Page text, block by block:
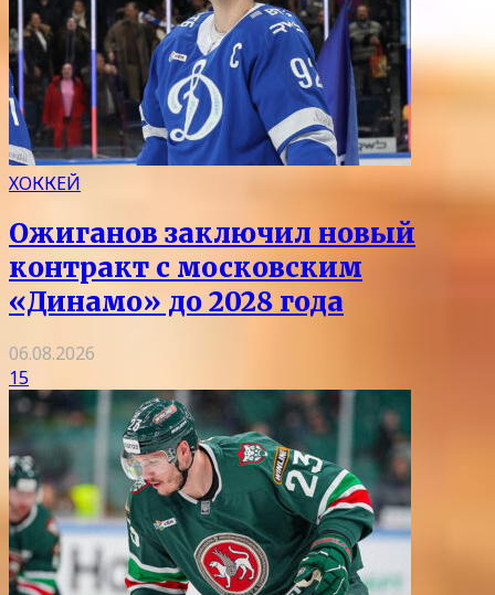
ХОККЕЙ
Ожиганов заключил новый
контракт с московским
«Динамо» до 2028 года
06.08.2026
15